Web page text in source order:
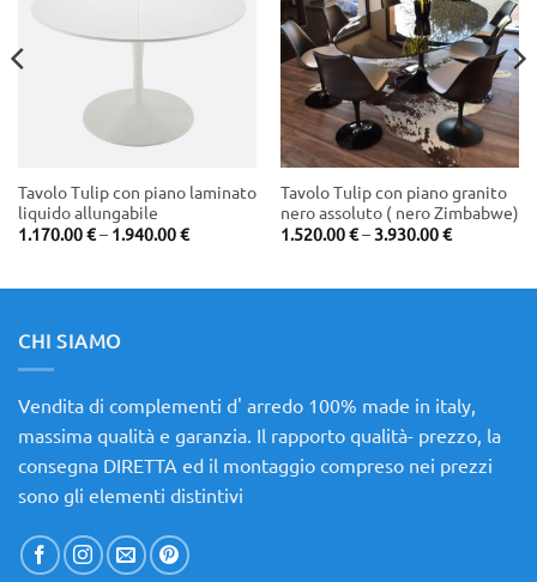
Tavolo Tulip con piano laminato
liquido allungabile
1.170.00€– 1.940.00€Price
range:
1.940.00 €
Tavolo Tulip con piano granito
nero assoluto ( nero Zimbabwe)
1.520.00€– 3.930.00€Price
range:
3.930.00 €
CHI SIAMO
Vendita di complementi d' arredo 100% made in italy,
massima qualità e garanzia. Il rapporto qualità- prezzo, la
consegna DIRETTA ed il montaggio compreso nei prezzi
sono gli elementi distintivi